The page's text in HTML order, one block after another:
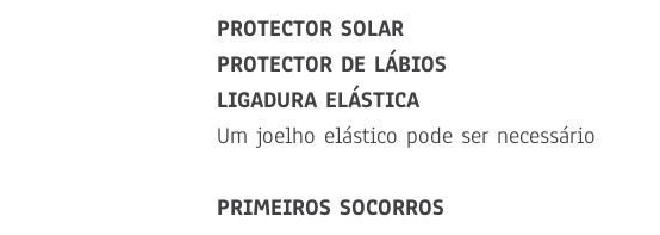
PROTECTOR SOLAR
PROTECTOR DE LÁBIOS
LIGADURA ELÁSTICA
Um joelho elástico pode ser necessário
PRIMEIROS SOCORROS